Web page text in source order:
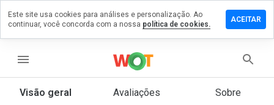
menu
Visão geral Avaliações Sobre
um
Este site usa cookies para análises e personalização. Ao
continuar, você concorda com a nossa política de cookies.
ACEITAR